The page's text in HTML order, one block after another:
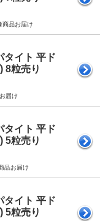
品お届け
タイト 平ド
8粒売り
届け
タイト 平ド
5粒売り
品お届け
タイト 平ド
5粒売り